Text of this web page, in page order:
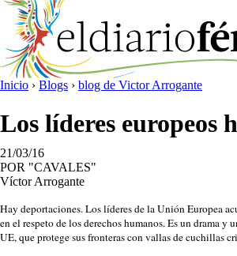
Inicio › Blogs › blog de Victor Arrogante
Los líderes europeos
21/03/16
POR "CAVALES"
Víctor Arrogante
Hay deportaciones. Los líderes de la Unión Europea
en el respeto de los derechos humanos. Es un drama
UE, que protege sus fronteras con vallas de cuchillas